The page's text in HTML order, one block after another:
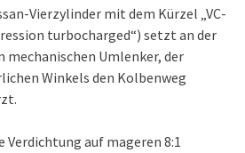
Vierzylinder mit dem Kürzel „VC-
turbocharged“) setzt an der
mechanischen Umlenker, der
Winkels den Kolbenweg
Verdichtung auf mageren 8:1